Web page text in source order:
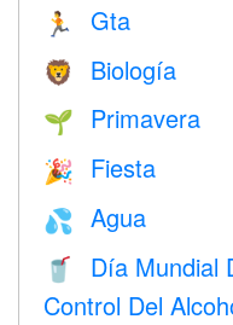
🏃 Gta
🦁 Biología
🌱 Primavera
🎉 Fiesta
💦 Agua
🥤
Día Mundial
Control Del